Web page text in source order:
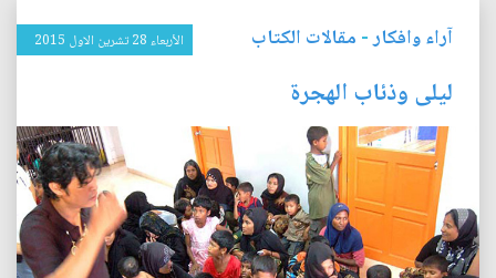
آراء وافكار- مقالات الكتاب الأربعاء 28 تشرين الاول 2015
ليلى وذئاب الهجرة